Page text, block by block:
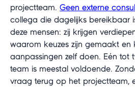
projectteam. Geen externe
collega die dagelijks bereikbaar
deze mensen: zij krijgen
waarom keuzes zijn gemaakt en
aanpassingen zelf doen. Eén tot
team is meestal voldoende.
vraag terug op het projectteam,